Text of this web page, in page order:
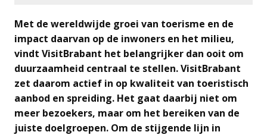
Met de wereldwijde groei van toerisme en de
impact daarvan op de inwoners en het milieu,
vindt VisitBrabant het belangrijker dan ooit om
duurzaamheid centraal te stellen. VisitBrabant
zet daarom actief in op kwaliteit van toeristisch
aanbod en spreiding. Het gaat daarbij niet om
meer bezoekers, maar om het bereiken van de
juiste doelgroepen. Om de stijgende lijn in